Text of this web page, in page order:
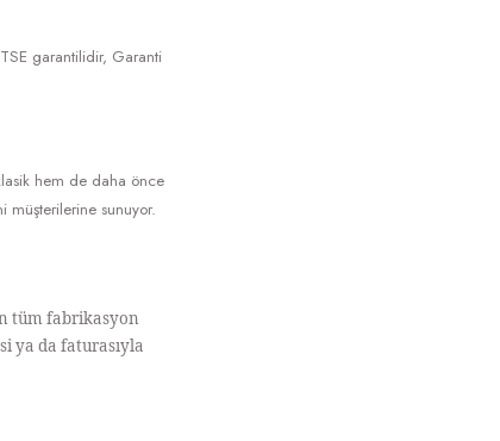
garantilidir, Garanti
hem de daha önce
müşterilerine sunuyor.
tüm fabrikasyon
ya da faturasıyla